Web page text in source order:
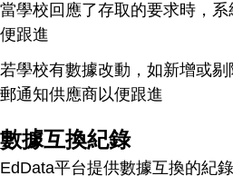
當學校回應了存取的要求時，
便跟進
若學校有數據改動，如新增或
郵通知供應商以便跟進
數據互換紀錄
EdData平台提供數據互換的紀